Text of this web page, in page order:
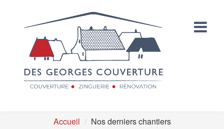
Accueil Nos derniers chantiers